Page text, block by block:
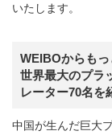
いたします。
WEIBOからも
世界最大のプラ
レーター70名を
中国が生んだ巨大